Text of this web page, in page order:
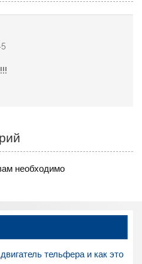
необходимо
тельфера и как это